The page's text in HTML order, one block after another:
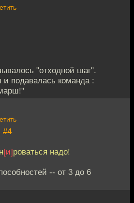
"отходной шаг".
подавалась команда :
#4
[и]роваться надо!
-- от 3 до 6